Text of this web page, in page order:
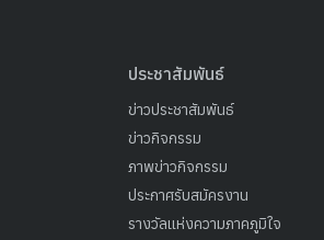
ประชาสัมพันธ์
ข่าวประชาสัมพันธ์
ข่าวกิจกรรม
ภาพข่าวกิจกรรม
ประกาศรับสมัครงาน
รางวัลแห่งความภาคภูมิใจ